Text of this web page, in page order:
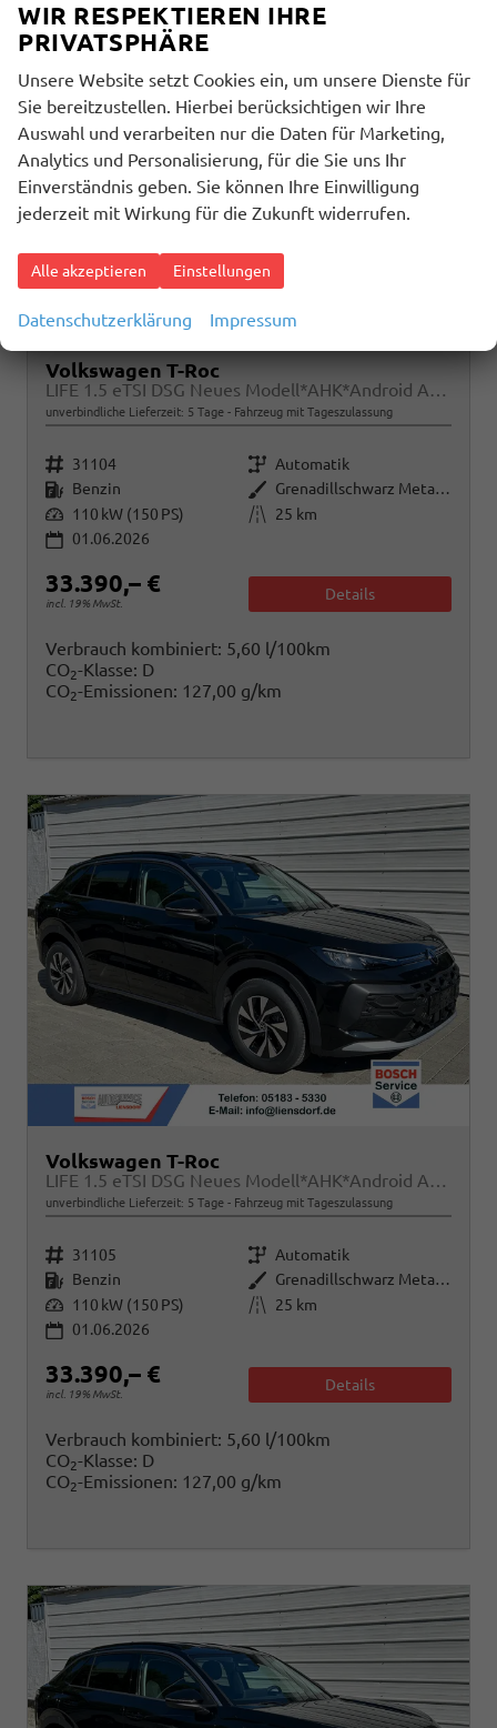
Volkswagen T-Roc
LIFE 1.5 eTSI DSG Neues Modell*AHK*Android Auto*SHZ*ACC*Kamera*5J Garantie*Klimaauto*
unverbindliche Lieferzeit: 5 Tage Fahrzeug mit Tageszulassung
Fahrzeugnr. 31104 Getriebe Automatik
Kraftstoff Benzin Außenfarbe
Grenadillschwarz Metallic
Leistung 110 kW (150 PS) Kilometerstand
25 km
01.06.2026
33.390,– €
incl. 19% MwSt.
Details
Verbrauch kombiniert: 5,60 l/100km
CO2-Klasse: D
CO2-Emissionen: 127,00 g/km
Volkswagen T-Roc
LIFE 1.5 eTSI DSG Neues Modell*AHK*Android Auto*SHZ*ACC*Kamera*5J Garantie*Klimaauto*
unverbindliche Lieferzeit: 5 Tage Fahrzeug mit Tageszulassung
Fahrzeugnr. 31105 Getriebe Automatik
Kraftstoff Benzin Außenfarbe
Grenadillschwarz Metallic
Leistung 110 kW (150 PS) Kilometerstand
25 km
01.06.2026
33.390,– €
incl. 19% MwSt.
Details
Verbrauch kombiniert: 5,60 l/100km
CO2-Klasse: D
CO2-Emissionen: 127,00 g/km
WIR RESPEKTIEREN IHRE
PRIVATSPHÄRE
Unsere Website setzt Cookies ein, um unsere Dienste für
Sie bereitzustellen. Hierbei berücksichtigen wir Ihre
Auswahl und verarbeiten nur die Daten für Marketing,
Analytics und Personalisierung, für die Sie uns Ihr
Einverständnis geben. Sie können Ihre Einwilligung
jederzeit mit Wirkung für die Zukunft widerrufen.
Alle akzeptieren Einstellungen
Datenschutzerklärung Impressum